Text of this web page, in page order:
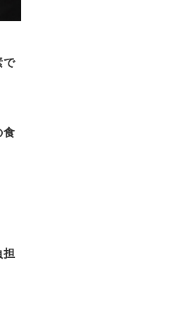
で
食
担